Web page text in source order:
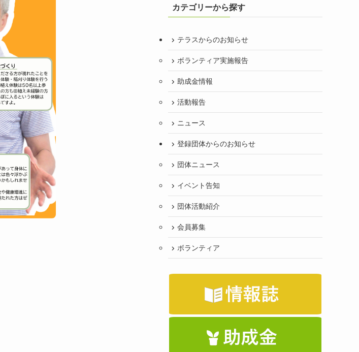
カテゴリーから探す
テラスからのお知らせ
ボランティア実施報告
助成金情報
活動報告
ニュース
登録団体からのお知らせ
団体ニュース
イベント告知
団体活動紹介
会員募集
ボランティア